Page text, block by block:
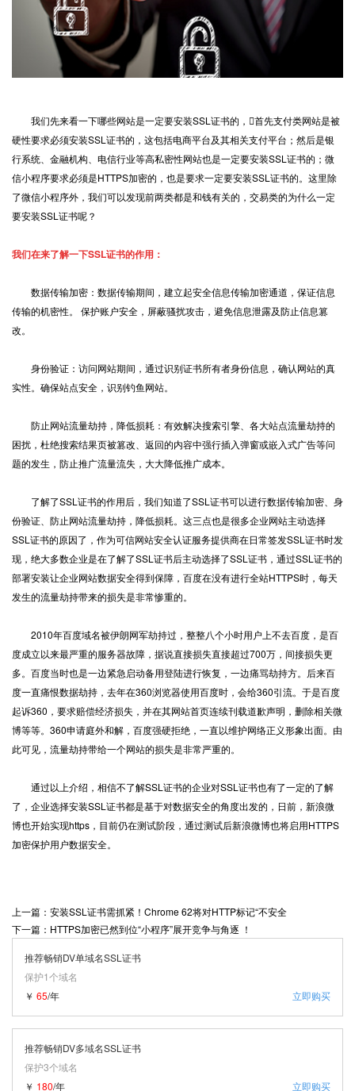
我们先来看一下哪些网站是一定要安装SSL证书的，首先支付类网站是被
硬性要求必须安装SSL证书的，这包括电商平台及其相关支付平台；然后是银
行系统、金融机构、电信行业等高私密性网站也是一定要安装SSL证书的；微
信小程序要求必须是HTTPS加密的，也是要求一定要安装SSL证书的。这里除
了微信小程序外，我们可以发现前两类都是和钱有关的，交易类的为什么一定
要安装SSL证书呢？
我们在来了解一下SSL证书的作用：
数据传输加密：数据传输期间，建立起安全信息传输加密通道，保证信息
传输的机密性。 保护账户安全，屏蔽骚扰攻击，避免信息泄露及防止信息篡
改。
身份验证：访问网站期间，通过识别证书所有者身份信息，确认网站的真
实性。确保站点安全，识别钓鱼网站。
防止网站流量劫持，降低损耗：有效解决搜索引擎、各大站点流量劫持的
困扰，杜绝搜索结果页被篡改、返回的内容中强行插入弹窗或嵌入式广告等问
题的发生，防止推广流量流失，大大降低推广成本。
了解了SSL证书的作用后，我们知道了SSL证书可以进行数据传输加密、身
份验证、防止网站流量劫持，降低损耗。这三点也是很多企业网站主动选择
SSL证书的原因了，作为可信网站安全认证服务提供商在日常签发SSL证书时发
现，绝大多数企业是在了解了SSL证书后主动选择了SSL证书，通过SSL证书的
部署安装让企业网站数据安全得到保障，百度在没有进行全站HTTPS时，每天
发生的流量劫持带来的损失是非常惨重的。
2010年百度域名被伊朗网军劫持过，整整八个小时用户上不去百度，是百
度成立以来最严重的服务器故障，据说直接损失直接超过700万，间接损失更
多。百度当时也是一边紧急启动备用登陆进行恢复，一边痛骂劫持方。后来百
度一直痛恨数据劫持，去年在360浏览器使用百度时，会给360引流。于是百度
起诉360，要求赔偿经济损失，并在其网站首页连续刊载道歉声明，删除相关微
博等等。360申请庭外和解，百度强硬拒绝，一直以维护网络正义形象出面。由
此可见，流量劫持带给一个网站的损失是非常严重的。
通过以上介绍，相信不了解SSL证书的企业对SSL证书也有了一定的了解
了，企业选择安装SSL证书都是基于对数据安全的角度出发的，日前，新浪微
博也开始实现https，目前仍在测试阶段，通过测试后新浪微博也将启用HTTPS
加密保护用户数据安全。
上一篇：安装SSL证书需抓紧！Chrome 62将对HTTP标记“不安全
下一篇：HTTPS加密已然到位“小程序”展开竞争与角逐 ！
推荐畅销DV单域名SSL证书
保护1个域名
立即购买
￥ 65/年
推荐畅销DV多域名SSL证书
保护3个域名
立即购买
￥ 180/年